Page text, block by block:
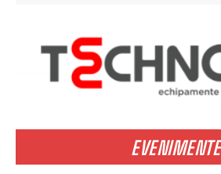
EVENIMENTE